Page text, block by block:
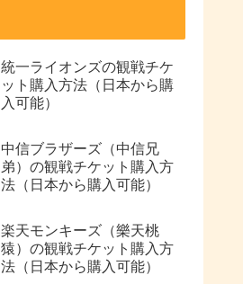
統一ライオンズの観戦チケ
ット購入方法（日本から購
入可能）
中信ブラザーズ（中信兄
弟）の観戦チケット購入方
法（日本から購入可能）
楽天モンキーズ（樂天桃
猿）の観戦チケット購入方
法（日本から購入可能）